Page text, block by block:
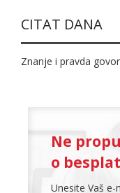
CITAT DANA
Znanje i pravda
Ne
o
Unesite Vaš